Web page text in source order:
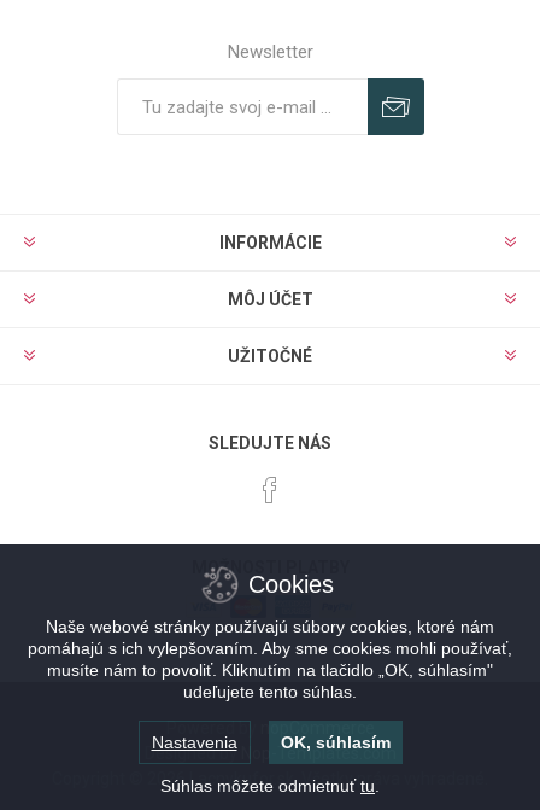
Newsletter
INFORMÁCIE
MÔJ ÚČET
UŽITOČNÉ
SLEDUJTE NÁS
MOŽNOSTI PLATBY
Powered by
Designed by
Nop-Templates.com
Copyright © 2026 Lacnykufor.sk. Všetky práva vyhradené.
Cookies
Naše webové stránky používajú súbory cookies, ktoré nám
pomáhajú s ich vylepšovaním. Aby sme cookies mohli používať,
musíte nám to povoliť. Kliknutím na tlačidlo „OK, súhlasím"
udeľujete tento súhlas.
Nastavenia OK, súhlasím
Súhlas môžete odmietnuťtu